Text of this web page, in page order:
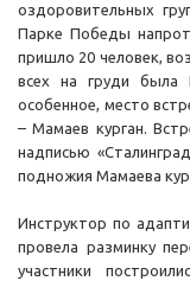
оздоровительных
Парке Победы
пришло 20 человек,
всех на груди была
особенное, место
– Мамаев курган.
надписью
подножия Мамаева
Инструктор по
провела разминку
участники